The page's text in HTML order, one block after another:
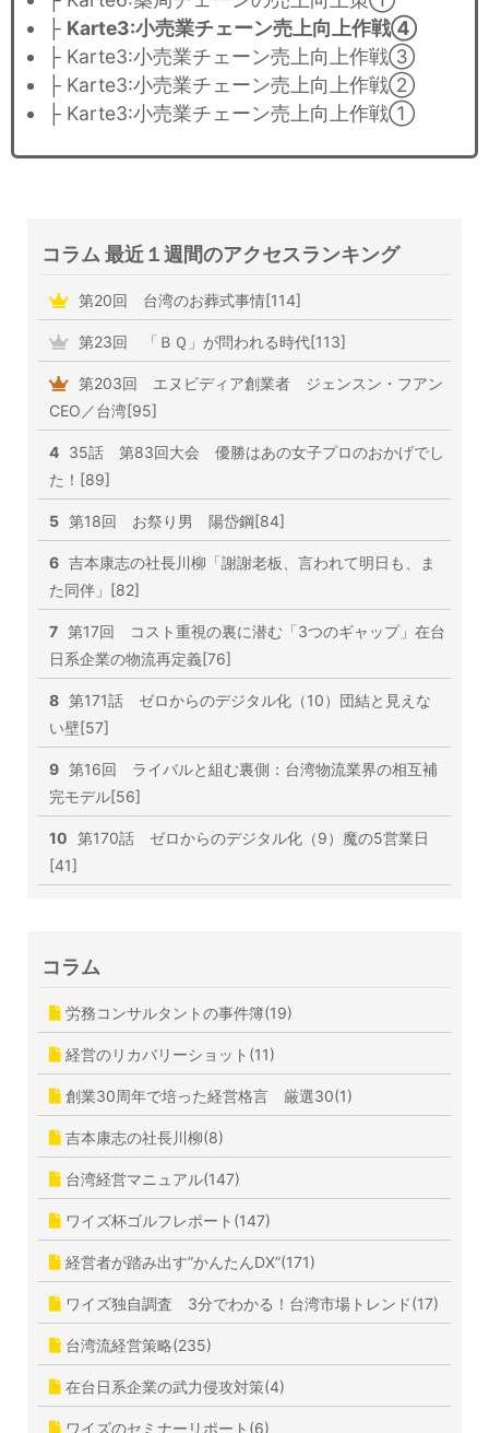
├ Karte3:小売業チェーン売上向上作戦④
├ Karte3:小売業チェーン売上向上作戦③
├ Karte3:小売業チェーン売上向上作戦②
├ Karte3:小売業チェーン売上向上作戦①
コラム 最近１週間のアクセスランキング
第20回 台湾のお葬式事情[114]
第23回 「ＢＱ」が問われる時代[113]
第203回 エヌビディア創業者 ジェンスン・フアン
CEO／台湾[95]
4 35話 第83回大会 優勝はあの女子プロのおかげでし
た！[89]
5 第18回 お祭り男 陽岱鋼[84]
6 吉本康志の社長川柳「謝謝老板、言われて明日も、ま
た同伴」[82]
7 第17回 コスト重視の裏に潜む「3つのギャップ」在台
日系企業の物流再定義[76]
8 第171話 ゼロからのデジタル化（10）団結と見えな
い壁[57]
9 第16回 ライバルと組む裏側：台湾物流業界の相互補
完モデル[56]
10 第170話 ゼロからのデジタル化（9）魔の5営業日
[41]
コラム
労務コンサルタントの事件簿(19)
経営のリカバリーショット(11)
創業30周年で培った経営格言 厳選30(1)
吉本康志の社長川柳(8)
台湾経営マニュアル(147)
ワイズ杯ゴルフレポート(147)
経営者が踏み出す”かんたんDX”(171)
ワイズ独自調査 3分でわかる！台湾市場トレンド(17)
台湾流経営策略(235)
在台日系企業の武力侵攻対策(4)
ワイズのセミナーリポート(6)